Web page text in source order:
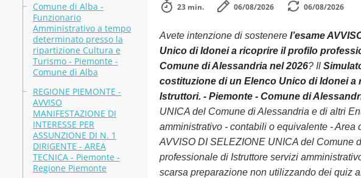
Comune di Alba -
Funzionario
Amministrativo a tempo
determinato presso la
ripartizione Cultura e
Turismo - Piemonte -
Comune di Alba
REGIONE PIEMONTE -
AVVISO
MANIFESTAZIONE DI
INTERESSE PER
ASSUNZIONE DI N. 1
DIRIGENTE - AREA
TECNICA - Piemonte -
Regione Piemonte
23 min. 06/08/2026 06/08/2026
Avete intenzione di sostenere l’esame
Unico di Idonei a ricoprire il profilo
Comune di Alessandria nel 2026? Il
costituzione di un Elenco Unico di Idonei
Istruttori. - Piemonte - Comune di
UNICA del Comune di Alessandria e di altri
amministrativo - contabili o equivalente -
AVVISO DI SELEZIONE UNICA del Comune
professionale di Istruttore servizi
scarsa preparazione non utilizzando dei quiz